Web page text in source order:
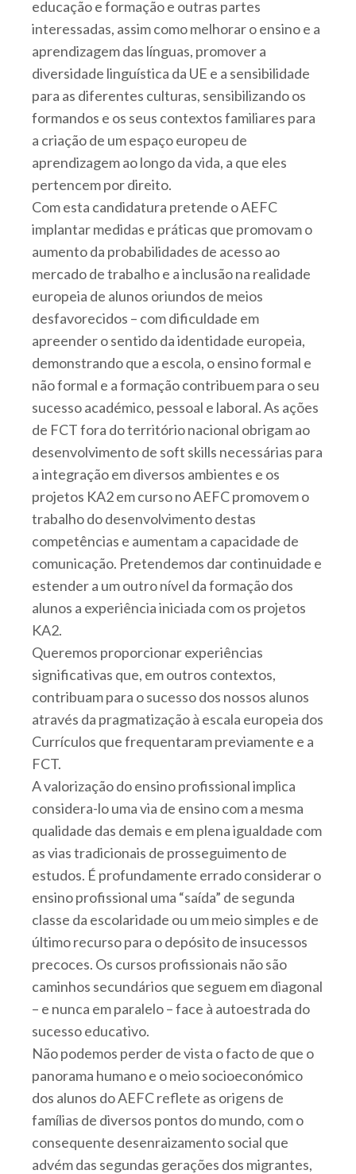
educação e formação e outras partes
interessadas, assim como melhorar o ensino e a
aprendizagem das línguas, promover a
diversidade linguística da UE e a sensibilidade
para as diferentes culturas, sensibilizando os
formandos e os seus contextos familiares para
a criação de um espaço europeu de
aprendizagem ao longo da vida, a que eles
pertencem por direito.
Com esta candidatura pretende o AEFC
implantar medidas e práticas que promovam o
aumento da probabilidades de acesso ao
mercado de trabalho e a inclusão na realidade
europeia de alunos oriundos de meios
desfavorecidos – com dificuldade em
apreender o sentido da identidade europeia,
demonstrando que a escola, o ensino formal e
não formal e a formação contribuem para o seu
sucesso académico, pessoal e laboral. As ações
de FCT fora do território nacional obrigam ao
desenvolvimento de soft skills necessárias para
a integração em diversos ambientes e os
projetos KA2 em curso no AEFC promovem o
trabalho do desenvolvimento destas
competências e aumentam a capacidade de
comunicação. Pretendemos dar continuidade e
estender a um outro nível da formação dos
alunos a experiência iniciada com os projetos
KA2.
Queremos proporcionar experiências
significativas que, em outros contextos,
contribuam para o sucesso dos nossos alunos
através da pragmatização à escala europeia dos
Currículos que frequentaram previamente e a
FCT.
A valorização do ensino profissional implica
considera-lo uma via de ensino com a mesma
qualidade das demais e em plena igualdade com
as vias tradicionais de prosseguimento de
estudos. É profundamente errado considerar o
ensino profissional uma “saída” de segunda
classe da escolaridade ou um meio simples e de
último recurso para o depósito de insucessos
precoces. Os cursos profissionais não são
caminhos secundários que seguem em diagonal
– e nunca em paralelo – face à autoestrada do
sucesso educativo.
Não podemos perder de vista o facto de que o
panorama humano e o meio socioeconómico
dos alunos do AEFC reflete as origens de
famílias de diversos pontos do mundo, com o
consequente desenraizamento social que
advém das segundas gerações dos migrantes,